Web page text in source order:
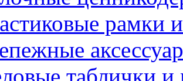
рамки
таблички и